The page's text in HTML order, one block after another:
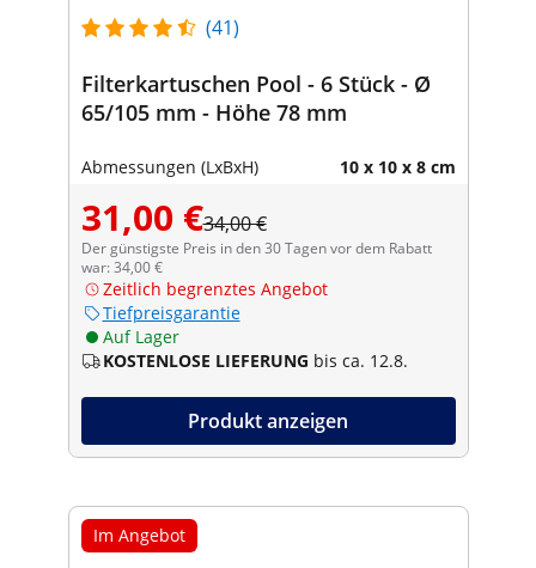
(41)
Filterkartuschen Pool - 6 Stück - Ø
65/105 mm - Höhe 78 mm
Abmessungen (LxBxH) 10 x 10 x 8 cm
31,00 €34,00 €
Der günstigste Preis in den 30 Tagen vor dem Rabatt
war: 34,00 €
Zeitlich begrenztes Angebot
Tiefpreisgarantie
Auf Lager
KOSTENLOSE LIEFERUNG bis ca. 12.8.
Produkt anzeigen
Im Angebot